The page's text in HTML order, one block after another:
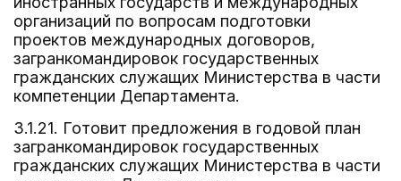
организаций по вопросам подготовки
проектов международных договоров,
загранкомандировок государственных
гражданских служащих Министерства в части
компетенции Департамента.
3.1.21. Готовит предложения в годовой план
загранкомандировок государственных
гражданских служащих Министерства в части